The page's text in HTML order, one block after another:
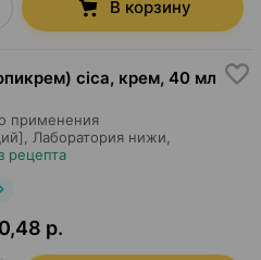
В корзину
cica, крем, 40 мл
применения
Лаборатория нижи
рецепта
р.